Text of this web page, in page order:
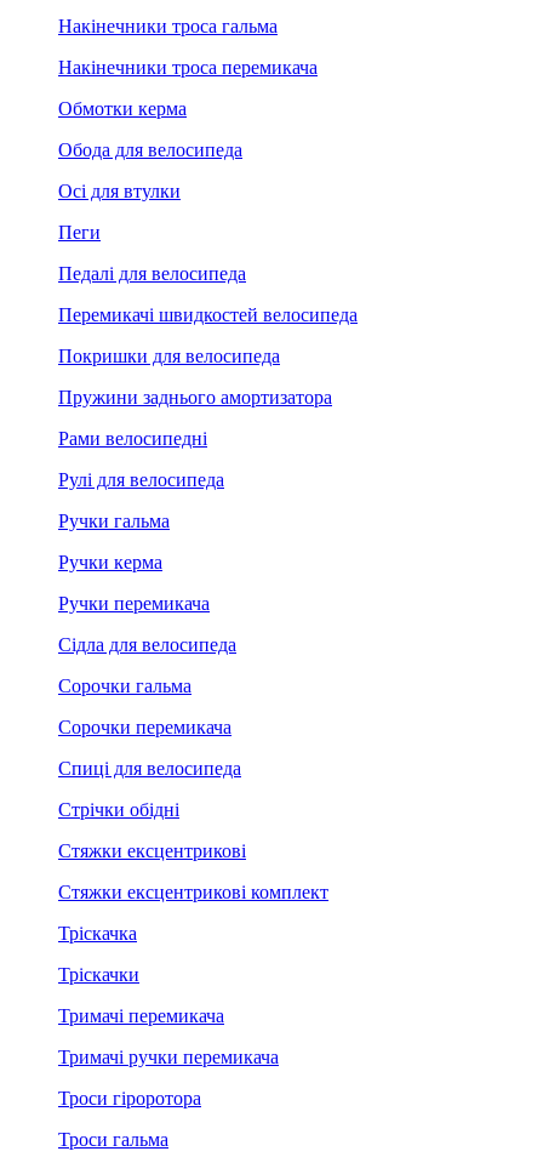
Накінечники троса гальма
Накінечники троса перемикача
Обмотки керма
Обода для велосипеда
Осі для втулки
Пеги
Педалі для велосипеда
Перемикачі швидкостей велосипеда
Покришки для велосипеда
Пружини заднього амортизатора
Рами велосипедні
Рулі для велосипеда
Ручки гальма
Ручки керма
Ручки перемикача
Сідла для велосипеда
Сорочки гальма
Сорочки перемикача
Спиці для велосипеда
Стрічки обідні
Стяжки ексцентрикові
Стяжки ексцентрикові комплект
Тріскачка
Тріскачки
Тримачі перемикача
Тримачі ручки перемикача
Троси гіроротора
Троси гальма